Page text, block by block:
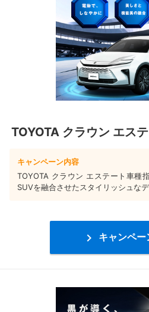
TOYOTA クラウン エス
キャンペーン内容
TOYOTA クラウン エステート車種
SUVを融合させたスタイリッシュな
 キャンペ